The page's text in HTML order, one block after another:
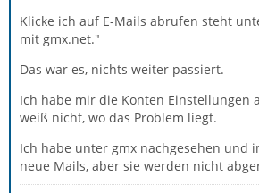
Klicke ich auf E-Mails abrufen steht
mit gmx.net."
Das war es, nichts weiter passiert.
Ich habe mir die Konten Einstellungen
weiß nicht, wo das Problem liegt.
Ich habe unter gmx nachgesehen und
neue Mails, aber sie werden nicht